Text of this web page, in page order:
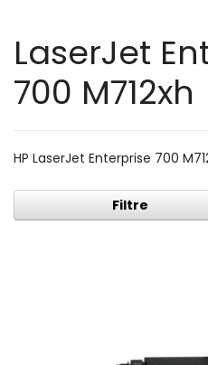
LaserJet
700 M712xh
HP LaserJet Enterprise 700
Filtre